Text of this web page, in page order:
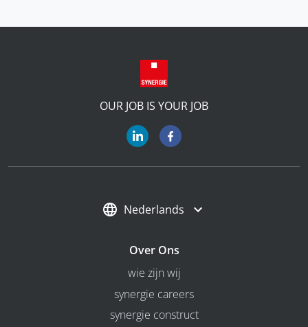
OUR JOB IS YOUR JOB
Nederlands
Over Ons
wie zijn wij
synergie careers
synergie construct